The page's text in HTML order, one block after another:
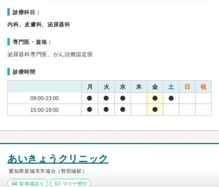
診療科目：
内科、皮膚科、泌尿器科
専門医・資格：
泌尿器科専門医、がん治療認定医
診療時間
月 火 水 木 金 土 日 祝
09:00-13:00
15:00-19:00
あいきょうクリニック
愛知県新城市市場台（野田城駅）
駐車場あり マイナ受付